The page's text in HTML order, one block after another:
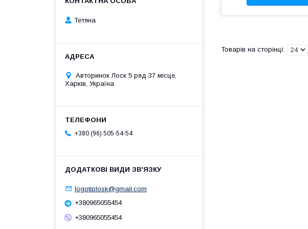
Тетяна
Авторинок Лоск 5 ряд 37 місце,
Харків, Україна
+380 (96) 505-54-54
logotiplosk@gmail.com
+380965055454
+380965055454